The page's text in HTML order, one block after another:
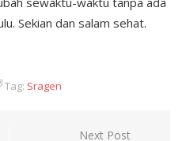
Sekian dan salam sehat.
Tag: Sragen
Next Post